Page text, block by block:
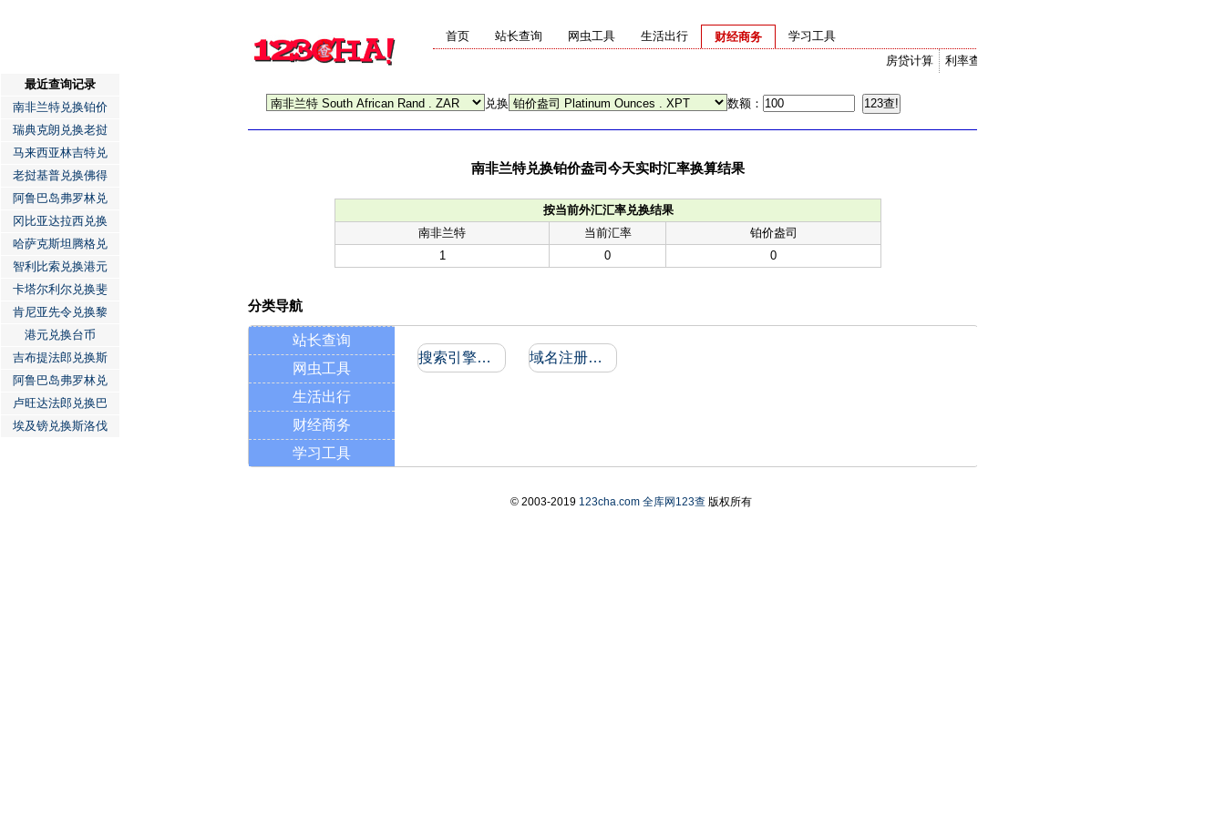
首页 站长查询 网虫工具 生活出行
财经商务
利率查询
房贷计算
学习工具
兑换 数额：
南非兰特兑换铂价盎司今天实时汇率换算结果
按当前外汇汇率兑换结果
南非兰特
当前汇率
铂价盎司
1
0 0
最近查询记录
南非兰特兑换铂价
瑞典克朗兑换老挝
马来西亚林吉特兑
老挝基普兑换佛得
阿鲁巴岛弗罗林兑
冈比亚达拉西兑换
哈萨克斯坦腾格兑
智利比索兑换港元
卡塔尔利尔兑换斐
肯尼亚先令兑换黎
港元兑换台币
吉布提法郎兑换斯
阿鲁巴岛弗罗林兑
卢旺达法郎兑换巴
埃及镑兑换斯洛伐
分类导航
站长查询
网虫工具
生活出行
财经商务
学习工具
搜索引擎收录和反向链接 域名注册信息
© 2003-2019 123cha.com 全库网123查版权所有